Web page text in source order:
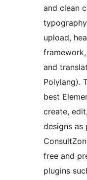
and clean
upload,
and
Polylang).
best
create,
designs as
free and
plugins